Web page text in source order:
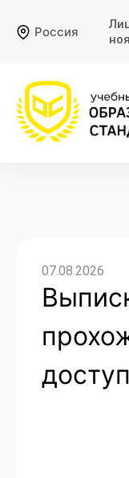
Россия
07.08.2026